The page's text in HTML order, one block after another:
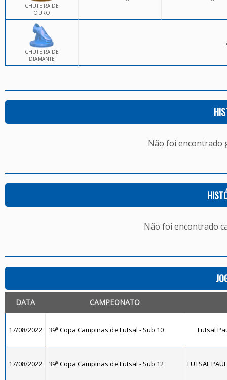
CHUTEIRA DE
OURO
CHUTEIRA DE
DIAMANTE
Não foi encontrado
Não foi encontrado
DATA CAMPEONATO
17/08/2022 39ª Copa Campinas de Futsal - Sub 10 Futsal
17/08/2022 39ª Copa Campinas de Futsal - Sub 12 FUTSAL